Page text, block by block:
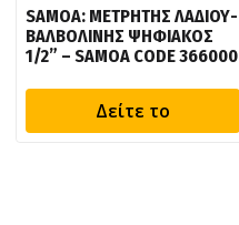
SAMOA: ΜΕΤΡΗΤΗΣ ΛΑΔΙΟΥ-
ΒΑΛΒΟΛΙΝΗΣ ΨΗΦΙΑΚΟΣ
1/2” – SAMOA CODE 366000
Δείτε το